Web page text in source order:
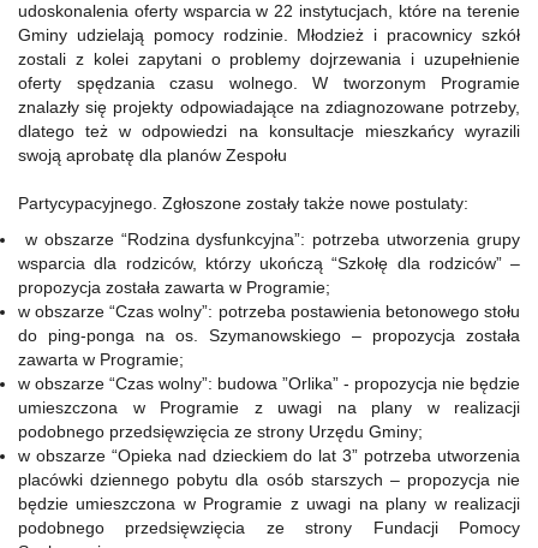
udoskonalenia oferty wsparcia w 22 instytucjach, które na terenie
Gminy udzielają pomocy rodzinie. Młodzież i pracownicy szkół
zostali z kolei zapytani o problemy dojrzewania i uzupełnienie
oferty spędzania czasu wolnego. W tworzonym Programie
znalazły się projekty odpowiadające na zdiagnozowane potrzeby,
dlatego też w odpowiedzi na konsultacje mieszkańcy wyrazili
swoją aprobatę dla planów Zespołu
Partycypacyjnego. Zgłoszone zostały także nowe postulaty:
w obszarze “Rodzina dysfunkcyjna”: potrzeba utworzenia grupy
wsparcia dla rodziców, którzy ukończą “Szkołę dla rodziców” –
propozycja została zawarta w Programie;
w obszarze “Czas wolny”: potrzeba postawienia betonowego stołu
do ping-ponga na os. Szymanowskiego – propozycja została
zawarta w Programie;
w obszarze “Czas wolny”: budowa ”Orlika” - propozycja nie będzie
umieszczona w Programie z uwagi na plany w realizacji
podobnego przedsięwzięcia ze strony Urzędu Gminy;
w obszarze “Opieka nad dzieckiem do lat 3” potrzeba utworzenia
placówki dziennego pobytu dla osób starszych – propozycja nie
będzie umieszczona w Programie z uwagi na plany w realizacji
podobnego przedsięwzięcia ze strony Fundacji Pomocy